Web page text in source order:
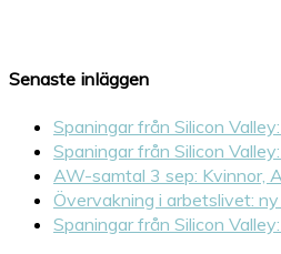
Senaste inläggen
Spaningar från Silicon
Spaningar från Silicon
AW-samtal 3 sep: Kvinnor,
Övervakning i arbetslivet:
Spaningar från Silicon